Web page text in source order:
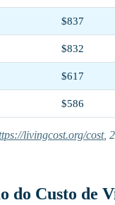
$837
$832
$617
$586
livingcost.org/cost,
do Custo de